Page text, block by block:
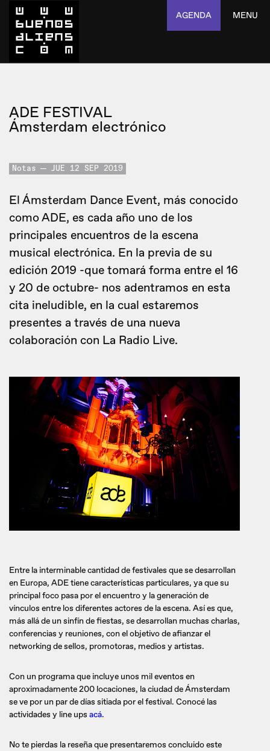
AGENDA MENU
ADE FESTIVAL
Ámsterdam electrónico
Notas JUE 12 SEP 2019
El Ámsterdam Dance Event, más conocido
como ADE, es cada año uno de los
principales encuentros de la escena
musical electrónica. En la previa de su
edición 2019 -que tomará forma entre el 16
y 20 de octubre- nos adentramos en esta
cita ineludible, en la cual estaremos
presentes a través de una nueva
colaboración con La Radio Live.
Entre la interminable cantidad de festivales que se desarrollan
en Europa, ADE tiene características particulares, ya que su
principal foco pasa por el encuentro y la generación de
vínculos entre los diferentes actores de la escena. Así es que,
más allá de un sinfín de fiestas, se desarrollan muchas charlas,
conferencias y reuniones, con el objetivo de afianzar el
networking de sellos, promotoras, medios y artistas.
Con un programa que incluye unos mil eventos en
aproximadamente 200 locaciones, la ciudad de Ámsterdam
se ve por un par de días sitiada por el festival. Conocé las
actividades y line ups acá.
No te pierdas la reseña que presentaremos concluido este